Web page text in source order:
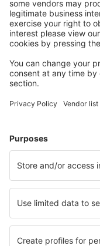
Naplánujte si cestu
Letenky
Ubytování
Let+Hotel
Hotely
Transfery
Sportovní události